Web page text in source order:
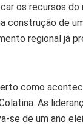
os recursos do
construção de
regional já
como
As
se de um ano